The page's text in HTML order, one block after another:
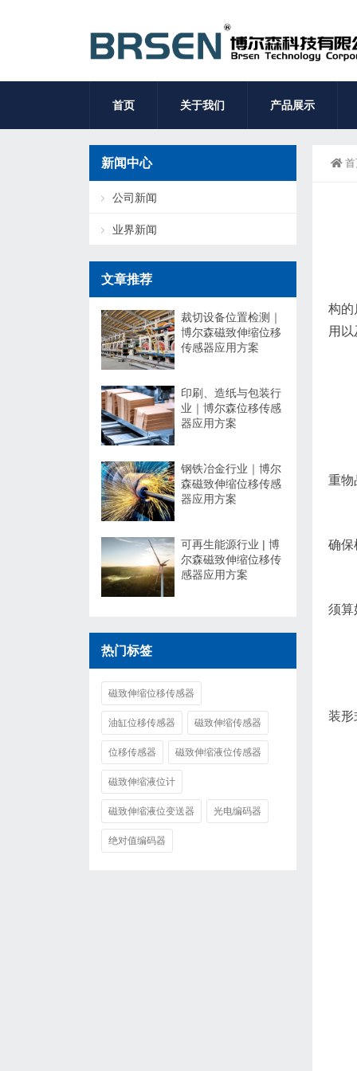
首页 关于我们 产品展示
构的
用以
重物
确保
须算
装形
新闻中心
公司新闻
业界新闻
文章推荐
裁切设备位置检测｜
博尔森磁致伸缩位移
传感器应用方案
印刷、造纸与包装行
业｜博尔森位移传感
器应用方案
钢铁冶金行业｜博尔
森磁致伸缩位移传感
器应用方案
可再生能源行业 | 博
尔森磁致伸缩位移传
感器应用方案
热门标签
磁致伸缩位移传感器
油缸位移传感器 磁致伸缩传感器
位移传感器 磁致伸缩液位传感器
磁致伸缩液位计
磁致伸缩液位变送器 光电编码器
绝对值编码器